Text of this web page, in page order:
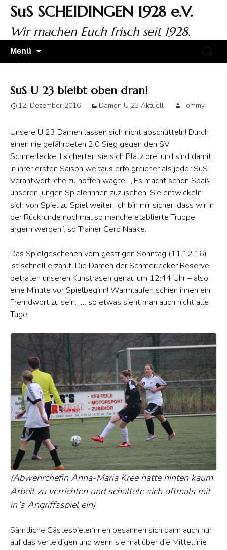
Zum
Inhalt
springen
SuS SCHEIDINGEN 1928 e.V.
Wir machen Euch frisch seit 1928.
Menü
SuS U 23 bleibt oben dran!
12. Dezember 2016 Damen U 23 Aktuell Tommy
Unsere U 23 Damen lassen sich nicht abschütteln! Durch
einen nie gefährdeten 2:0 Sieg gegen den SV
Schmerlecke II sicherten sie sich Platz drei und sind damit
in ihrer ersten Saison weitaus erfolgreicher als jeder SuS-
Verantwortliche zu hoffen wagte. „Es macht schon Spaß
unseren jungen Spielerinnen zuzusehen. Sie entwickeln
sich von Spiel zu Spiel weiter. Ich bin mir sicher, dass wir in
der Rückrunde nochmal so manche etablierte Truppe
ärgern werden“, so Trainer Gerd Naake.
Das Spielgeschehen vom gestrigen Sonntag (11.12.16)
ist schnell erzählt: Die Damen der Schmerlecker Reserve
betraten unseren Kunstrasen genau um 12:44 Uhr – also
eine Minute vor Spielbeginn! Warmlaufen schien ihnen ein
Fremdwort zu sein…… so etwas sieht man auch nicht alle
Tage.
(Abwehrchefin Anna-Maria Kree hatte hinten kaum
Arbeit zu verrichten und schaltete sich oftmals mit
in`s Angriffsspiel ein)
Sämtliche Gästespielerinnen besannen sich dann auch nur
auf das verteidigen und wenn sie mal über die Mittellinie